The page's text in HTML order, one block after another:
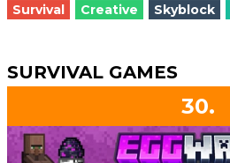
Survival Creative Skyblock
SURVIVAL GAMES
30.